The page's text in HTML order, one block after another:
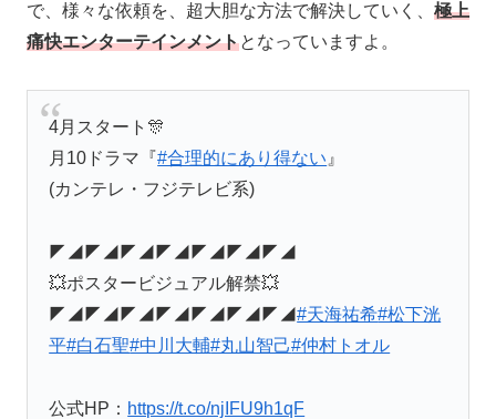
で、様々な依頼を、超大胆な方法で解決していく、 極上
痛快エンターテインメントとなっていますよ。
4月スタート🎊
月10ドラマ『#合理的にあり得ない 』
(カンテレ・フジテレビ系)
◤◢◤◢◤◢◤◢◤◢◤◢◤◢
💥ポスタービジュアル解禁💥
◤◢◤◢◤◢◤◢◤◢◤◢◤◢#天海祐希#松下洸
平#白石聖#中川大輔#丸山智己#仲村トオル
公式HP： https://t.co/njIFU9h1qF